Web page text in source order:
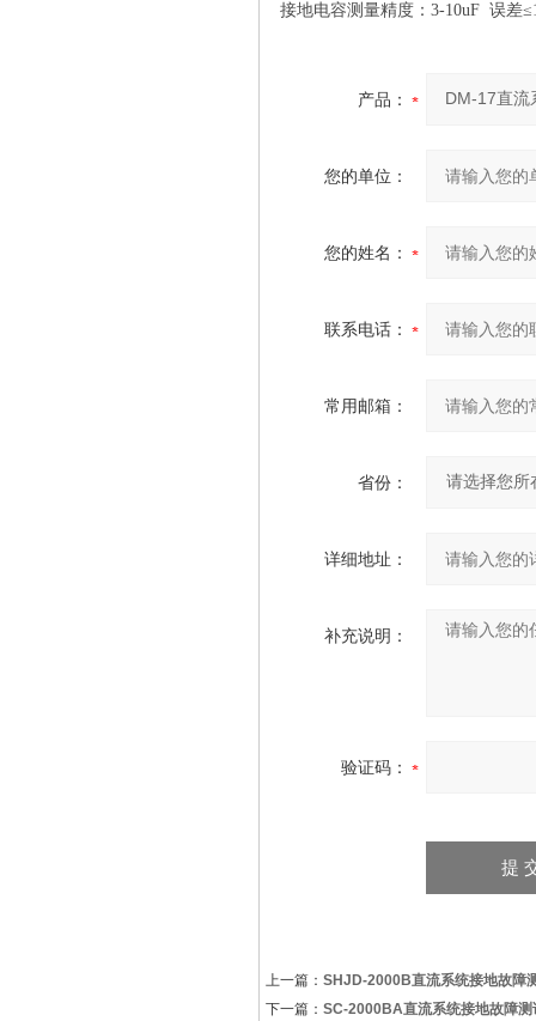
接地电容测量精度：3-10uF 误差
产品：
您的单位：
您的姓名：
联系电话：
常用邮箱：
省份：
详细地址：
补充说明：
验证码：
上一篇： SHJD-2000B直流系统接地故障
下一篇： SC-2000BA直流系统接地故障测